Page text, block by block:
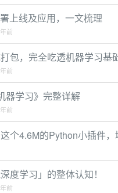
上线及应用，一文梳理
前
包，完全吃透机器学习基
前
器学习》完整详解
前
个4.6M的Python小插件
度学习」的整体认知！
前